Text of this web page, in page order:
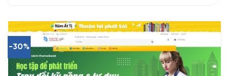
-30%